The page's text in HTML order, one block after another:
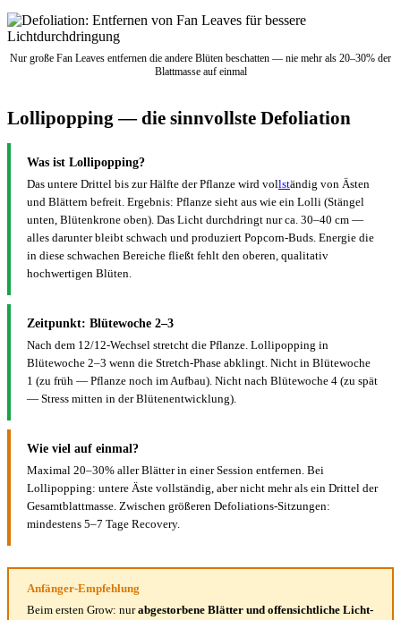
Nur große Fan Leaves entfernen die andere Blüten beschatten — nie mehr als 20–30% der
Blattmasse auf einmal
Lollipopping — die sinnvollste Defoliation
Was ist Lollipopping?
Das untere Drittel bis zur Hälfte der Pflanze wird vollständig von Ästen
und Blättern befreit. Ergebnis: Pflanze sieht aus wie ein Lolli (Stängel
unten, Blütenkrone oben). Das Licht durchdringt nur ca. 30–40 cm —
alles darunter bleibt schwach und produziert Popcorn-Buds. Energie die
in diese schwachen Bereiche fließt fehlt den oberen, qualitativ
hochwertigen Blüten.
Zeitpunkt: Blütewoche 2–3
Nach dem 12/12-Wechsel stretcht die Pflanze. Lollipopping in
Blütewoche 2–3 wenn die Stretch-Phase abklingt. Nicht in Blütewoche
1 (zu früh — Pflanze noch im Aufbau). Nicht nach Blütewoche 4 (zu spät
— Stress mitten in der Blütenentwicklung).
Wie viel auf einmal?
Maximal 20–30% aller Blätter in einer Session entfernen. Bei
Lollipopping: untere Äste vollständig, aber nicht mehr als ein Drittel der
Gesamtblattmasse. Zwischen größeren Defoliations-Sitzungen:
mindestens 5–7 Tage Recovery.
Anfänger-Empfehlung
Beim ersten Grow: nurabgestorbene Blätter und offensichtliche Licht-